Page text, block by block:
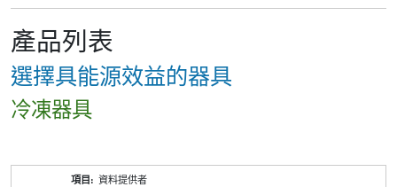
產品列表
選擇具能源效益的器具
冷凍器具
資料提供者